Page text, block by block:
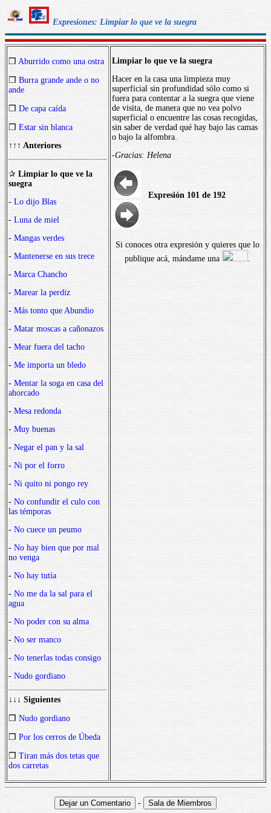
Expresiones: Limpiar lo que ve la suegra
❒ Aburrido como una ostra
❒ Burra grande ande o no
ande
❒ De capa caída
❒ Estar sin blanca
↑↑↑ Anteriores
✰ Limpiar lo que ve la
suegra
- Lo dijo Blas
- Luna de miel
- Mangas verdes
- Mantenerse en sus trece
- Marca Chancho
- Marear la perdiz
- Más tonto que Abundio
- Matar moscas a cañonazos
- Mear fuera del tacho
- Me importa un bledo
- Mentar la soga en casa del
ahorcado
- Mesa redonda
- Muy buenas
- Negar el pan y la sal
- Ni por el forro
- Ni quito ni pongo rey
- No confundir el culo con
las témporas
- No cuece un peumo
- No hay bien que por mal
no venga
- No hay tutía
- No me da la sal para el
agua
- No poder con su alma
- No ser manco
- No tenerlas todas consigo
- Nudo gordiano
↓↓↓ Siguientes
❒ Nudo gordiano
❒ Por los cerros de Úbeda
❒ Tiran más dos tetas que
dos carretas
Limpiar lo que ve la suegra
Hacer en la casa una limpieza muy
superficial sin profundidad sólo como si
fuera para contentar a la suegra que viene
de visita, de manera que no vea polvo
superficial o encuentre las cosas recogidas,
sin saber de verdad qué hay bajo las camas
o bajo la alfombra.
-Gracias: Helena
Expresión 101 de 192
Si conoces otra expresión y quieres que lo
publique acá, mándame una
-